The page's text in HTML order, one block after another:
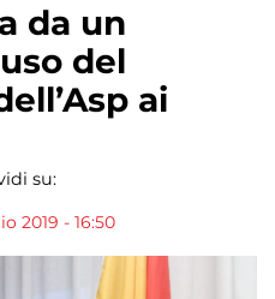
da un
del
ai
su:
2019 - 16:50